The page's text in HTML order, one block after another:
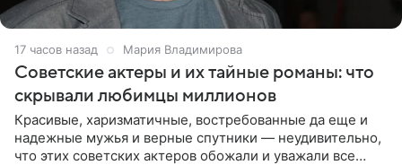
17 часов назад Мария Владимирова
Советские актеры и их тайные романы: что
скрывали любимцы миллионов
Красивые, харизматичные, востребованные да еще и
надежные мужья и верные спутники — неудивительно,
что этих советских актеров обожали и уважали все